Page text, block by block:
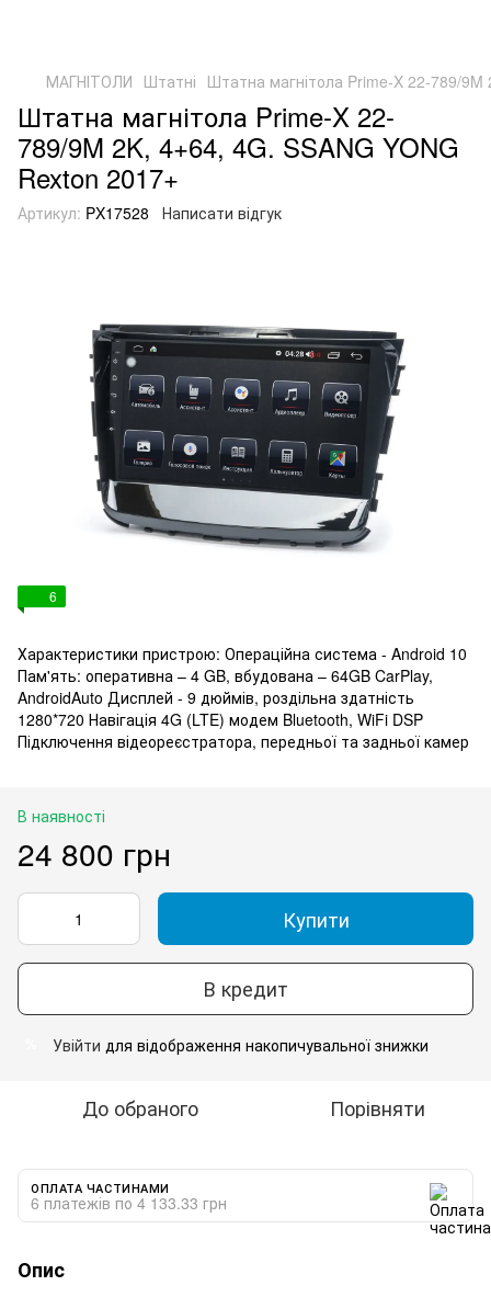
МАГНІТОЛИ Штатні Штатна магнітола Prime-X 22-789/9M
Штатна магнітола Prime-X 22-
789/9M 2K, 4+64, 4G. SSANG YONG
Rexton 2017+
Артикул: PX17528 Написати відгук
6
Характеристики пристрою: Операційна система - Android 10
Пам'ять: оперативна – 4 GB, вбудована – 64GB CarPlay,
AndroidAuto Дисплей - 9 дюймів, роздільна здатність
1280*720 Навігація 4G (LTE) модем Bluetooth, WiFi DSP
Підключення відеореєстратора, передньої та задньої камер
В наявності
24 800 грн
Купити
В кредит
Увійти для відображення накопичувальної знижки
До обраного Порівняти
ОПЛАТА ЧАСТИНАМИ
6 платежів по 4 133.33 грн
Опис